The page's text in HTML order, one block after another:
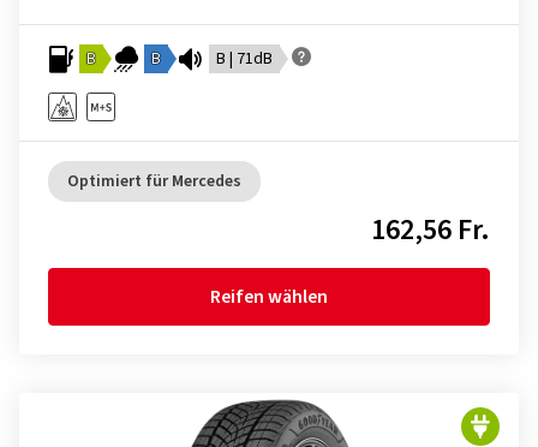
B B B | 71dB
Optimiert für Mercedes
162,56 Fr.
Reifen wählen